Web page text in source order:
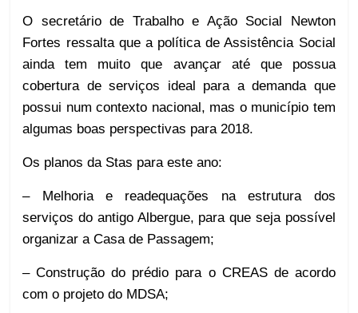
O secretário de Trabalho e Ação Social Newton
Fortes ressalta que a política de Assistência Social
ainda tem muito que avançar até que possua
cobertura de serviços ideal para a demanda que
possui num contexto nacional, mas o município tem
algumas boas perspectivas para 2018.
Os planos da Stas para este ano:
– Melhoria e readequações na estrutura dos
serviços do antigo Albergue, para que seja possível
organizar a Casa de Passagem;
– Construção do prédio para o CREAS de acordo
com o projeto do MDSA;